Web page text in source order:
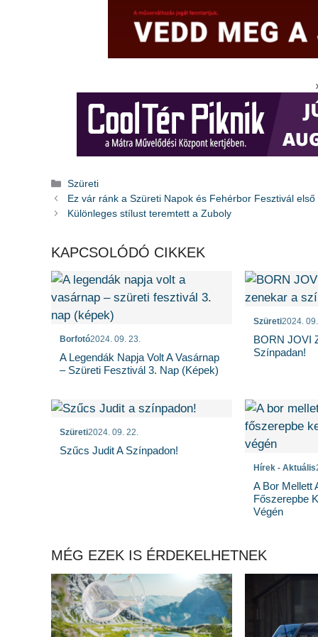
Kategória
Szüreti
Ez vár ránk a Szüreti Napok és Fehérbor Fesztivál
Különleges stílust teremtett a Zuboly
KAPCSOLÓDÓ CIKKEK
Borfotó2024. 09. 23.
A Legendák Napja Volt A Vasárnap
– Szüreti Fesztivál 3. Nap (képek)
Szüreti2024.
BORN JOVI
Színpadan!
Szüreti2024. 09. 22.
Szűcs Judit A Színpadon!
Hírek - Aktuális
A Bor Mellett
Főszerepbe
Végén
MÉG EZEK IS ÉRDEKELHETNEK